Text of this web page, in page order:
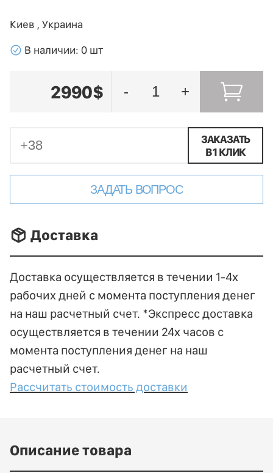
Киев , Украина
􀁢 В наличии: 0 шт
2990$ - +
ЗАКАЗАТЬ
В 1 КЛИК
ЗАДАТЬ ВОПРОС
􀐚 Доставка
Доставка осуществляется в течении 1-4х
рабочих дней с момента поступления денег
на наш расчетный счет. *Экспресс доставка
осуществляется в течении 24х часов с
момента поступления денег на наш
расчетный счет.
Рассчитать стоимость доставки
Описание товара